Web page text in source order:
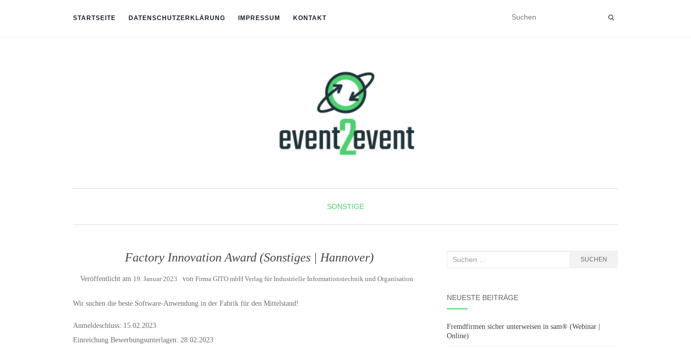
STARTSEITE DATENSCHUTZERKLÄRUNG IMPRESSUM KONTAKT
SONSTIGE
Factory Innovation Award (Sonstiges | Hannover)
Veröffentlicht am 19. Januar 2023 vonFirma GITO mbH Verlag für Industrielle Informationstechnik und Organisation
Wir suchen die beste Software-Anwendung in der Fabrik für den Mittelstand!
Anmeldeschluss: 15.02.2023
Einreichung Bewerbungsunterlagen: 28.02.2023
Suchen
SUCHEN
NEUESTE BEITRÄGE
Fremdfirmen sicher unterweisen in sam® (Webinar |
Online)